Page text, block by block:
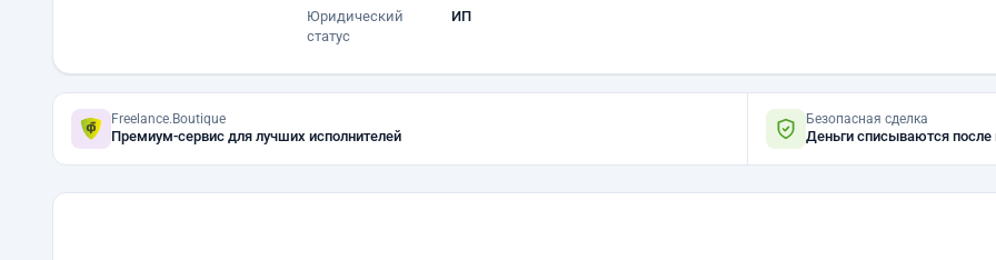
Юридический
статус
ИП
Freelance.Boutique
Премиум-сервис для лучших исполнителей
Безопасная сделка
Деньги списываются после